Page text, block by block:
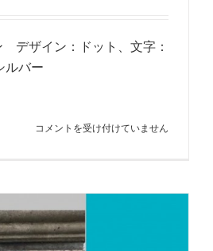
デザイン：ドット、文字：
ルバー
VOICE_vol38
コメントを受け付けていません